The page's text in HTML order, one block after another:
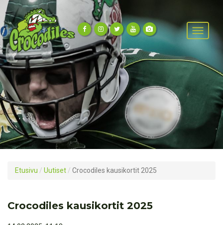
Etusivu / Uutiset / Crocodiles kausikortit 2025
Crocodiles kausikortit 2025